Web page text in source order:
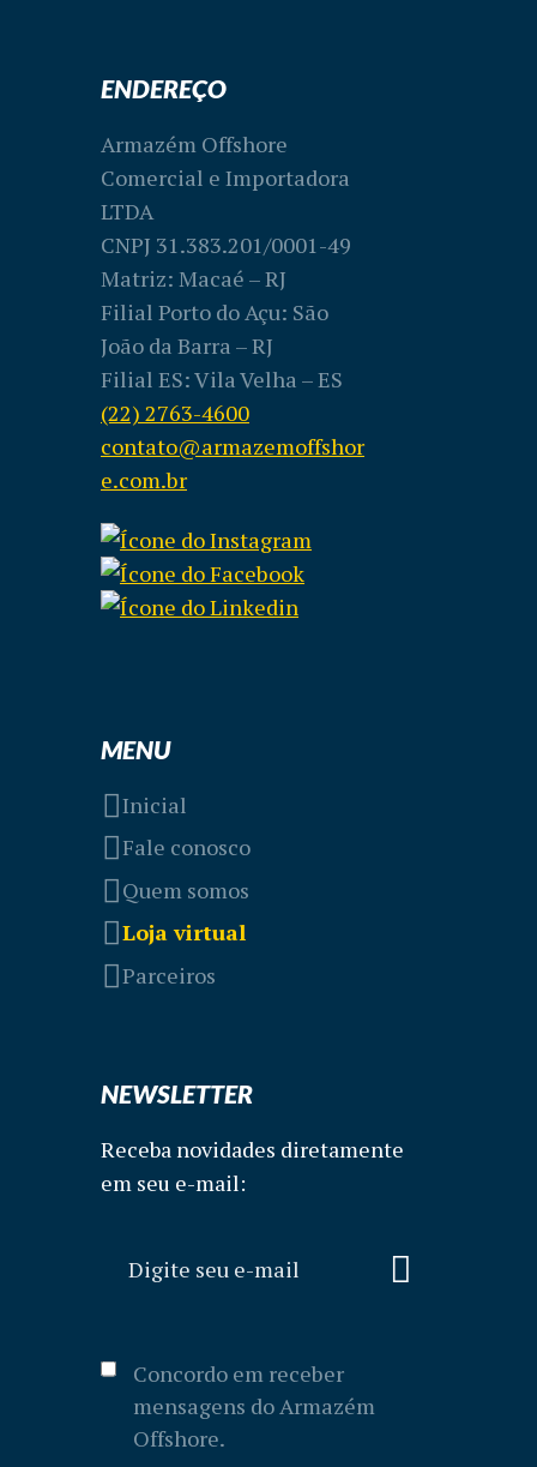
ENDEREÇO
Armazém Offshore
Comercial e Importadora
LTDA
CNPJ 31.383.201/0001-49
Matriz: Macaé – RJ
Filial Porto do Açu: São
João da Barra – RJ
Filial ES: Vila Velha – ES
(22) 2763-4600
contato@armazemoffshor
e.com.br
MENU
Inicial
Fale conosco
Quem somos
Loja virtual
Parceiros
NEWSLETTER
Receba novidades diretamente
em seu e-mail:
Concordo em receber
mensagens do Armazém
Offshore.